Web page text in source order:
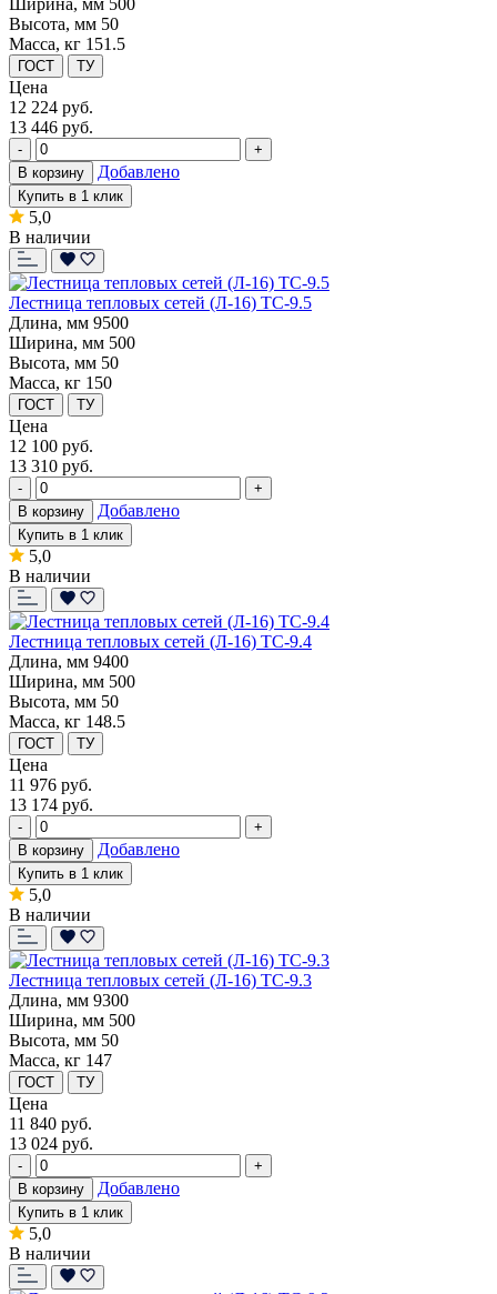
Ширина, мм 500
Высота, мм 50
Масса, кг 151.5
ГОСТ ТУ
Цена
12 224 руб.
13 446 руб.
-
+
В корзину
Добавлено
Купить в 1 клик
5,0
В наличии
Лестница тепловых сетей (Л-16) ТС-9.5
Длина, мм 9500
Ширина, мм 500
Высота, мм 50
Масса, кг 150
ГОСТ ТУ
Цена
12 100 руб.
13 310 руб.
-
+
В корзину
Добавлено
Купить в 1 клик
5,0
В наличии
Лестница тепловых сетей (Л-16) ТС-9.4
Длина, мм 9400
Ширина, мм 500
Высота, мм 50
Масса, кг 148.5
ГОСТ ТУ
Цена
11 976 руб.
13 174 руб.
-
+
В корзину
Добавлено
Купить в 1 клик
5,0
В наличии
Лестница тепловых сетей (Л-16) ТС-9.3
Длина, мм 9300
Ширина, мм 500
Высота, мм 50
Масса, кг 147
ГОСТ ТУ
Цена
11 840 руб.
13 024 руб.
-
+
В корзину
Добавлено
Купить в 1 клик
5,0
В наличии